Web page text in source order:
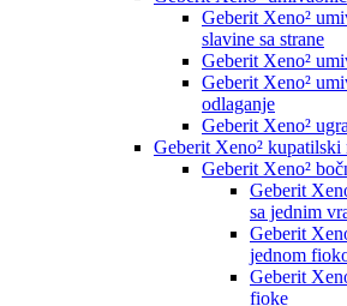
Geberit Xeno²
slavine sa strane
Geberit Xeno²
Geberit Xeno²
odlaganje
Geberit Xeno²
Geberit Xeno² kupatilski
Geberit Xeno²
Geberit
sa jednim
Geberit
jednom
Geberit
fioke